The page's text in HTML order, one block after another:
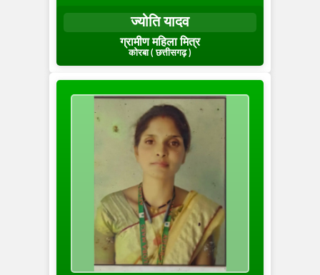
ज्योति यादव
ग्रामीण महिला मित्र
कोरबा ( छत्तीसगढ़ )